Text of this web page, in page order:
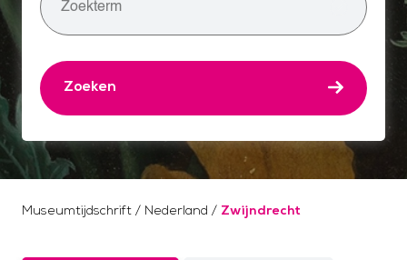
Zoeken
Museumtijdschrift / Nederland / Zwijndrecht